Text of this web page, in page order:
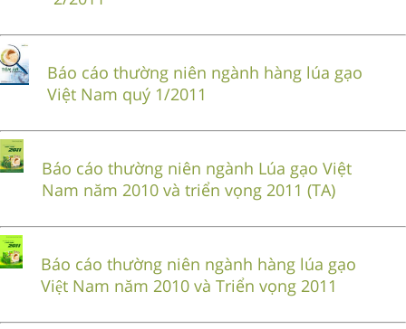
Báo cáo thường niên ngành hàng lúa gạo
Việt Nam quý 1/2011
Báo cáo thường niên ngành Lúa gạo Việt
Nam năm 2010 và triển vọng 2011 (TA)
Báo cáo thường niên ngành hàng lúa gạo
Việt Nam năm 2010 và Triển vọng 2011